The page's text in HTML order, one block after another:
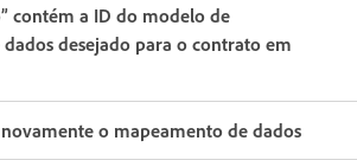
contém a ID do modelo de
desejado para o contrato em
o mapeamento de dados